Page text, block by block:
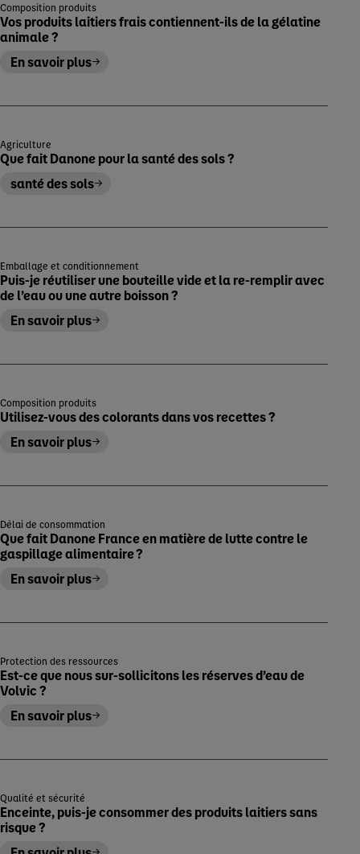
Composition produits
Vos produits laitiers frais contiennent-ils de la gélatine
animale ?
En savoir plus
Agriculture
Que fait Danone pour la santé des sols ?
santé des sols
Emballage et conditionnement
Puis-je réutiliser une bouteille vide et la re-remplir avec
de l’eau ou une autre boisson ?
En savoir plus
Composition produits
Utilisez-vous des colorants dans vos recettes ?
En savoir plus
Délai de consommation
Que fait Danone France en matière de lutte contre le
gaspillage alimentaire ?
En savoir plus
Protection des ressources
Est-ce que nous sur-sollicitons les réserves d’eau de
Volvic ?
En savoir plus
Qualité et sécurité
Enceinte, puis-je consommer des produits laitiers sans
risque ?